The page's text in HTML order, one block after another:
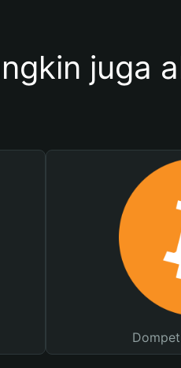
juga